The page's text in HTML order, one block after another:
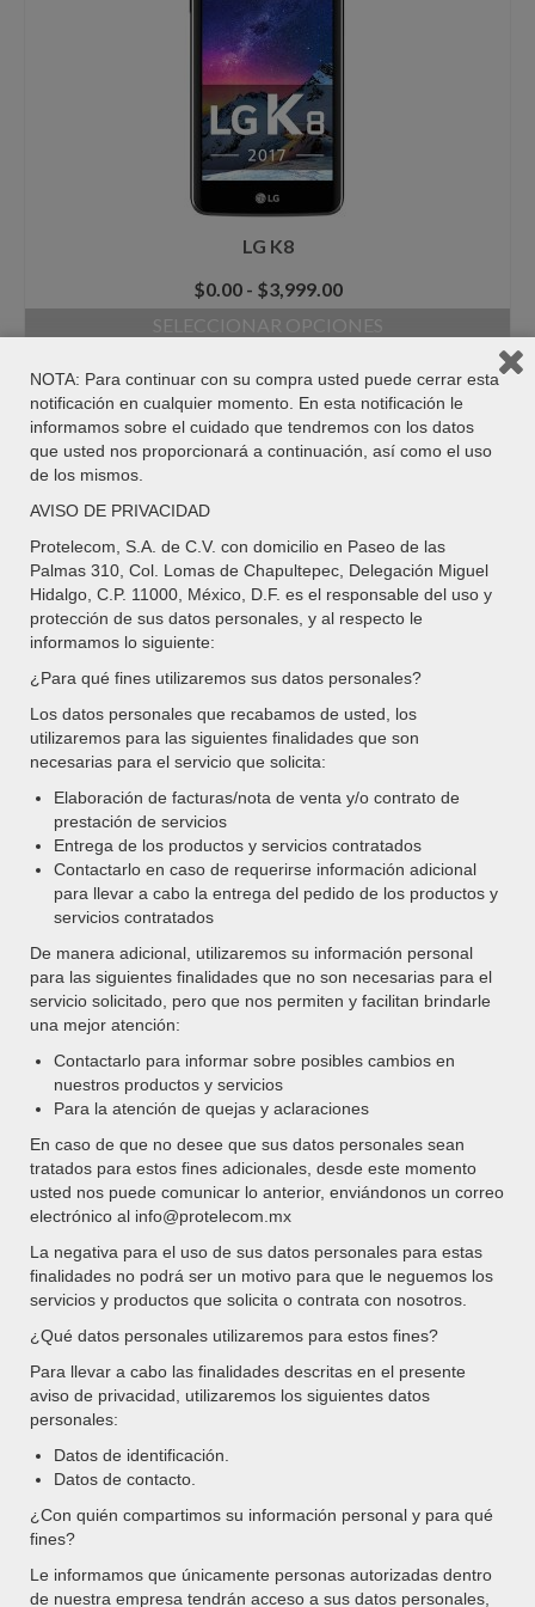
Las
opciones
se
pueden
elegir
en
la
página
de
producto
LG K8
$0.00 - $3,999.00Rango
de
precios:
$0.00
hasta
$3,999.00
SELECCIONAR OPCIONES
producto
tiene
múltiples
variantes.
pueden
elegir
en
la
producto
LG Q6
$0.00 -$ 2,779.00
Rango
precios:
$0.00
hasta
$2,779.00
SELECCIONAR OPCIONES
producto
tiene
múltiples
opciones
se
pueden
en
la
página
producto
M4 Believe SS4451
$0.00-$3,209.00
de
precios:
desde
hasta
$3,209.00
SELECCIONAR OPCIONES
Este
producto
tiene
variantes.
Las
en
página
de
NOTA: Para continuar con su compra usted puede cerrar esta
notificación en cualquier momento. En esta notificación le
informamos sobre el cuidado que tendremos con los datos
que usted nos proporcionará a continuación, así como el uso
de los mismos.
AVISO DE PRIVACIDAD
Protelecom, S.A. de C.V. con domicilio en Paseo de las
Palmas 310, Col. Lomas de Chapultepec, Delegación Miguel
Hidalgo, C.P. 11000, México, D.F. es el responsable del uso y
protección de sus datos personales, y al respecto le
informamos lo siguiente:
¿Para qué fines utilizaremos sus datos personales?
Los datos personales que recabamos de usted, los
utilizaremos para las siguientes finalidades que son
necesarias para el servicio que solicita:
Elaboración de facturas/nota de venta y/o contrato de
prestación de servicios
Entrega de los productos y servicios contratados
Contactarlo en caso de requerirse información adicional
para llevar a cabo la entrega del pedido de los productos y
servicios contratados
De manera adicional, utilizaremos su información personal
para las siguientes finalidades que no son necesarias para el
servicio solicitado, pero que nos permiten y facilitan brindarle
una mejor atención:
Contactarlo para informar sobre posibles cambios en
nuestros productos y servicios
Para la atención de quejas y aclaraciones
En caso de que no desee que sus datos personales sean
tratados para estos fines adicionales, desde este momento
usted nos puede comunicar lo anterior, enviándonos un correo
electrónico al info@protelecom.mx
La negativa para el uso de sus datos personales para estas
finalidades no podrá ser un motivo para que le neguemos los
servicios y productos que solicita o contrata con nosotros.
¿Qué datos personales utilizaremos para estos fines?
Para llevar a cabo las finalidades descritas en el presente
aviso de privacidad, utilizaremos los siguientes datos
personales:
Datos de identificación.
Datos de contacto.
¿Con quién compartimos su información personal y para qué
fines?
Le informamos que únicamente personas autorizadas dentro
de nuestra empresa tendrán acceso a sus datos personales,